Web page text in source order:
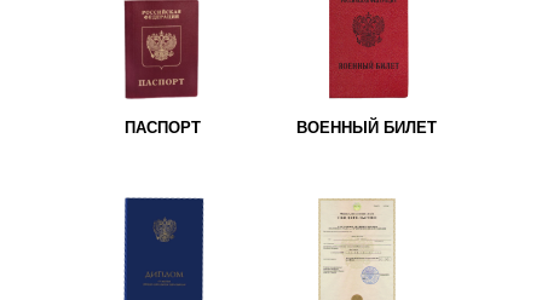
ПАСПОРТ ВОЕННЫЙ БИЛЕТ